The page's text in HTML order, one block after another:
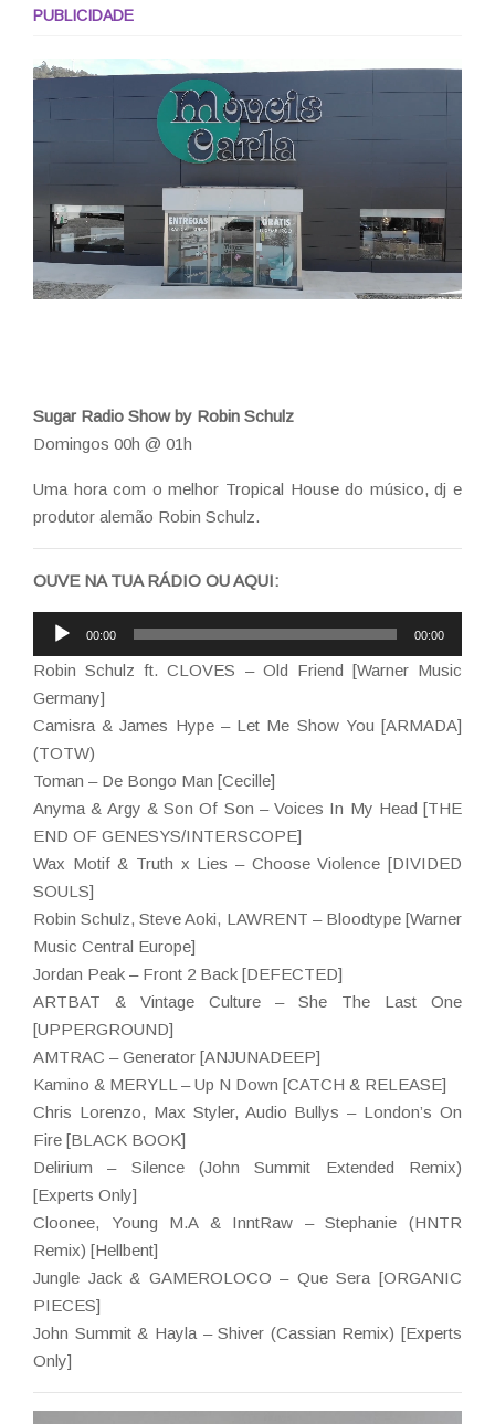
PUBLICIDADE
Sugar Radio Show by Robin Schulz
Domingos 00h @ 01h
Uma hora com o melhor Tropical House do músico, dj e
produtor alemão Robin Schulz.
OUVE NA TUA RÁDIO OU AQUI:
Reprodutor
de
áudio
00:00 00:00
Robin Schulz ft. CLOVES – Old Friend [Warner Music
Germany]
Camisra & James Hype – Let Me Show You [ARMADA]
(TOTW)
Toman – De Bongo Man [Cecille]
Anyma & Argy & Son Of Son – Voices In My Head [THE
END OF GENESYS/INTERSCOPE]
Wax Motif & Truth x Lies – Choose Violence [DIVIDED
SOULS]
Robin Schulz, Steve Aoki, LAWRENT – Bloodtype [Warner
Music Central Europe]
Jordan Peak – Front 2 Back [DEFECTED]
ARTBAT & Vintage Culture – She The Last One
[UPPERGROUND]
AMTRAC – Generator [ANJUNADEEP]
Kamino & MERYLL – Up N Down [CATCH & RELEASE]
Chris Lorenzo, Max Styler, Audio Bullys – London’s On
Fire [BLACK BOOK]
Delirium – Silence (John Summit Extended Remix)
[Experts Only]
Cloonee, Young M.A & InntRaw – Stephanie (HNTR
Remix) [Hellbent]
Jungle Jack & GAMEROLOCO – Que Sera [ORGANIC
PIECES]
John Summit & Hayla – Shiver (Cassian Remix) [Experts
Only]